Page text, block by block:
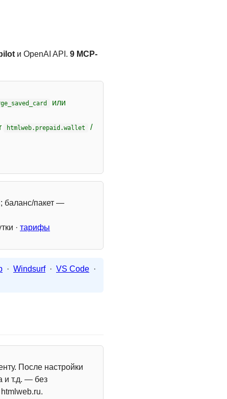
и OpenAI API. 9 MCP-
или
htmlweb.prepaid.wallet /
; баланс/пакет —
· тарифы
· Windsurf · VS Code ·
После настройки
и т.д. — без